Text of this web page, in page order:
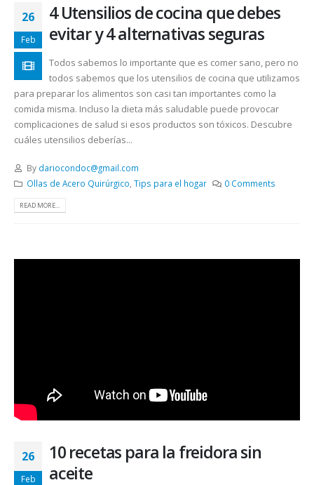
26
Feb
4 Utensilios de cocina que debes
evitar y 4 alternativas seguras
Todos sabemos lo importante que es comer sano, pero no
todos sabemos que los utensilios de cocina que utilizamos
para preparar los alimentos son casi tan importantes como la
comida misma. Incluso la dieta más saludable puede provocar
complicaciones de salud si esos productos son tóxicos. Descubre
cuáles utensilios deberías...
By dariocondoc@gmail.com
Ollas de Acero Quirúrgico, Tips para el hogar 0 Comments
READ MORE...
26
Feb
10 recetas para la freidora sin
aceite